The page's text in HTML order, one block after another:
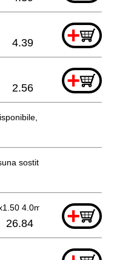
+
4.39
+
2.56
non ordinabile
sostituzione
4.0mtr +
26.84